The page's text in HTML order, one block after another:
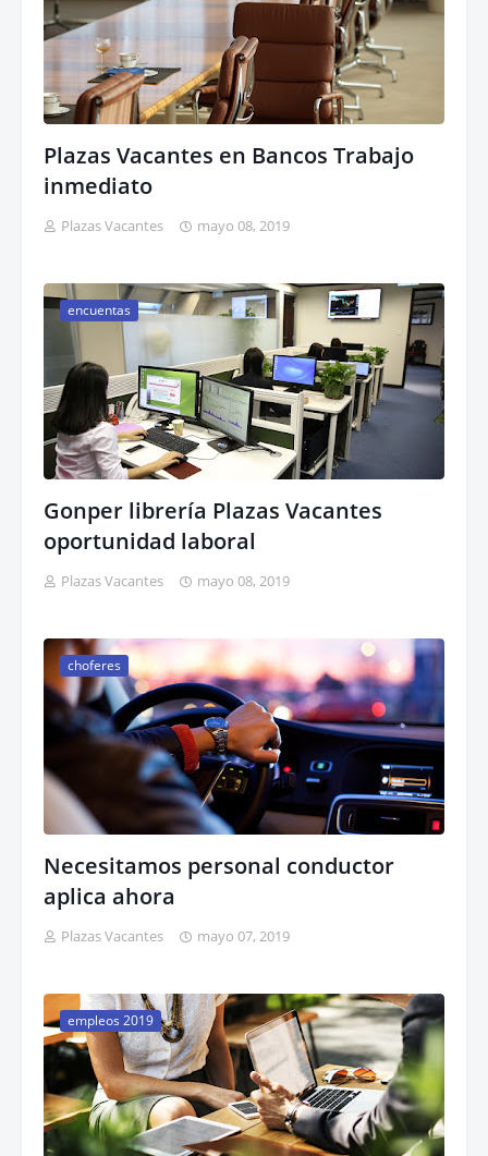
Plazas Vacantes en Bancos Trabajo
inmediato
Plazas Vacantes mayo 08, 2019
encuentas
Gonper librería Plazas Vacantes
oportunidad laboral
Plazas Vacantes mayo 08, 2019
choferes
Necesitamos personal conductor
aplica ahora
Plazas Vacantes mayo 07, 2019
empleos 2019